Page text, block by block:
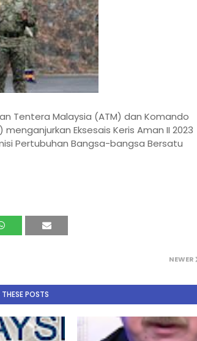
Tentera Malaysia (ATM) dan Komando
Eksesais Keris Aman II 2023
Pertubuhan Bangsa-bangsa Bersatu
NEWER
POSTS